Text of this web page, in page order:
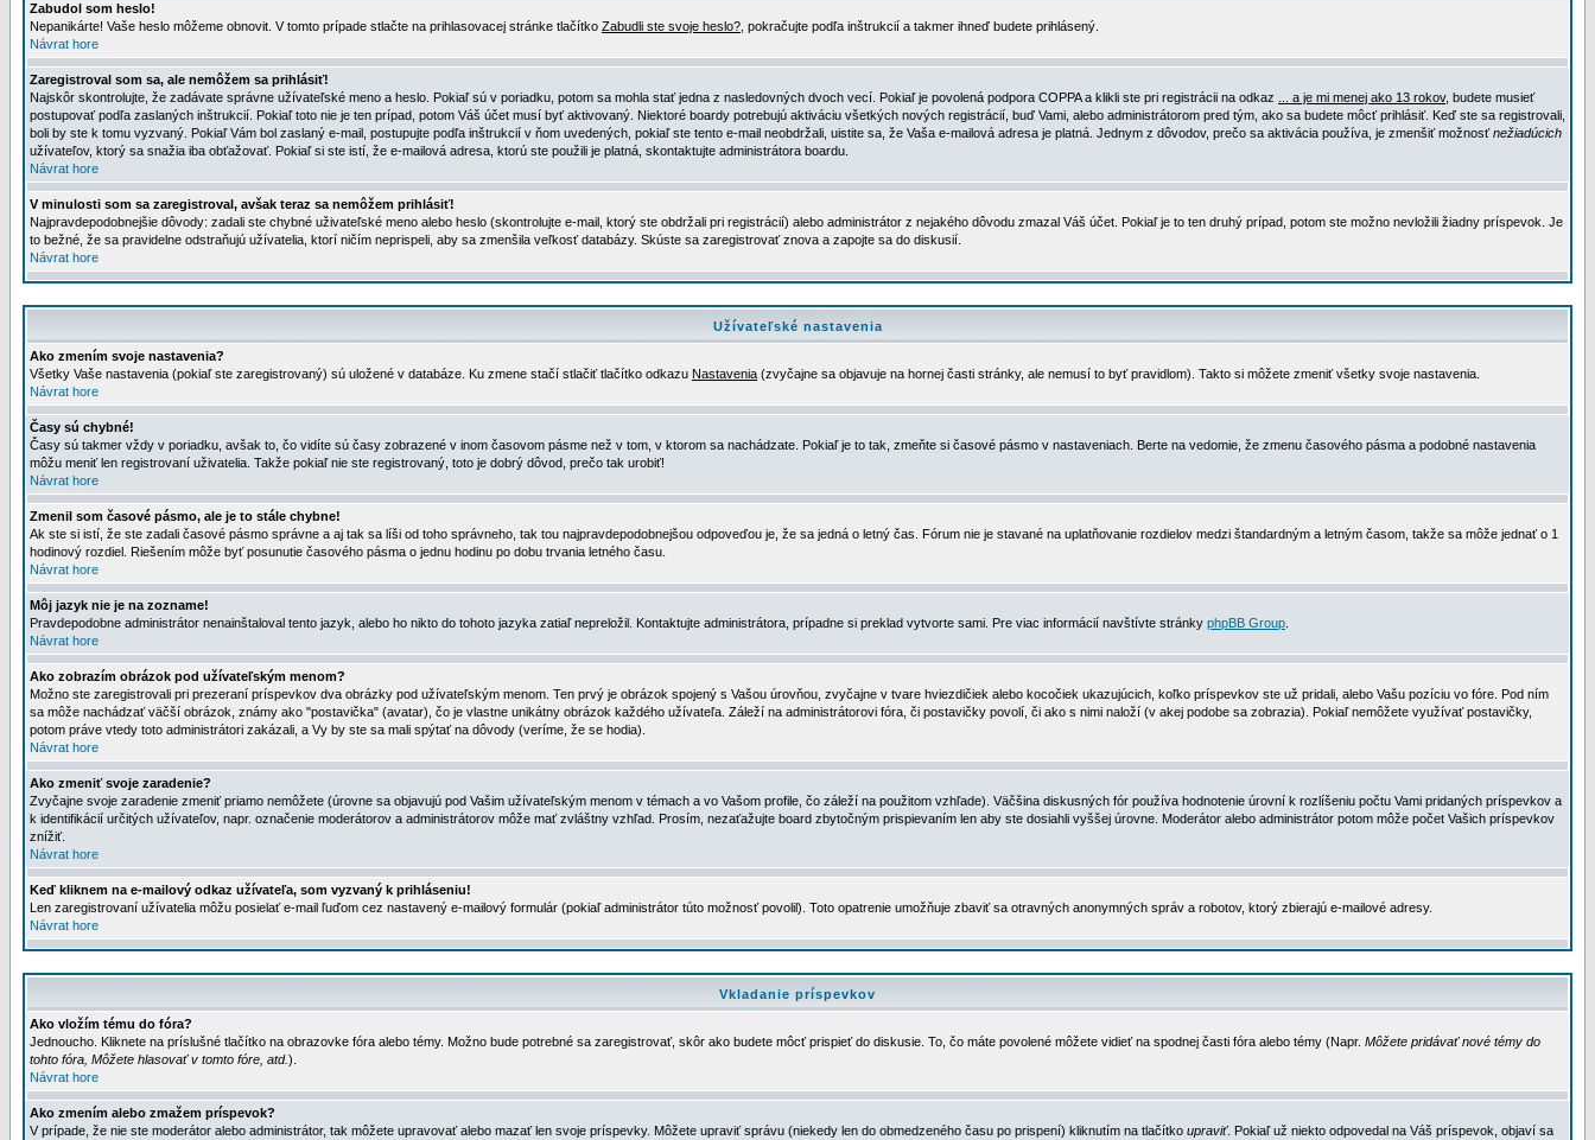
Zabudol som heslo!
Nepanikárte! Vaše heslo môžeme obnovit. V tomto prípade stlačte na prihlasovacej stránke tlačítko Zabudli ste svoje heslo? , pokračujte podľa inštrukcií a takmer ihneď budete prihlásený.
Návrat hore
Zaregistroval som sa, ale nemôžem sa prihlásiť!
Najskôr skontrolujte, že zadávate správne užívateľské meno a heslo. Pokiaľ sú v poriadku, potom sa mohla stať jedna z nasledovných dvoch vecí. Pokiaľ je povolená podpora COPPA a klikli ste pri registrácii na odkaz
... a je mi menej ako 13 rokov, budete musieť
postupovať podľa zaslaných inštrukcií. Pokiaľ toto nie je ten prípad, potom Váš účet musí byť aktivovaný. Niektoré boardy potrebujú aktiváciu všetkých nových registrácií, buď Vami, alebo administrátorom pred tým, ako sa budete môcť prihlásiť. Keď ste sa registrovali,
boli by ste k tomu vyzvaný. Pokiaľ Vám bol zaslaný e-mail, postupujte podľa inštrukcií v ňom uvedených, pokiaľ ste tento e-mail neobdržali, uistite sa, že Vaša e-mailová adresa je platná. Jednym z dôvodov, prečo sa aktivácia používa, je zmenšiť možnosťnežiadúcich
užívateľov, ktorý sa snažia iba obťažovať. Pokiaľ si ste istí, že e-mailová adresa, ktorú ste použili je platná, skontaktujte administrátora boardu.
Návrat hore
V minulosti som sa zaregistroval, avšak teraz sa nemôžem prihlásiť!
Najpravdepodobnejšie dôvody: zadali ste chybné uživateľské meno alebo heslo (skontrolujte e-mail, ktorý ste obdržali pri registrácií) alebo administrátor z nejakého dôvodu zmazal Váš účet. Pokiaľ je to ten druhý prípad, potom ste možno nevložili žiadny príspevok. Je
to bežné, že sa pravidelne odstraňujú užívatelia, ktorí ničím neprispeli, aby sa zmenšila veľkosť databázy. Skúste sa zaregistrovať znova a zapojte sa do diskusií.
Návrat hore
Užívateľské nastavenia
Ako zmením svoje nastavenia?
Všetky Vaše nastavenia (pokiaľ ste zaregistrovaný) sú uložené v databáze. Ku zmene stačí stlačiť tlačítko odkazu Nastavenia (zvyčajne sa objavuje na hornej časti stránky, ale nemusí to byť pravidlom). Takto si môžete zmeniť všetky svoje nastavenia.
Návrat hore
Časy sú chybné!
Časy sú takmer vždy v poriadku, avšak to, čo vidíte sú časy zobrazené v inom časovom pásme než v tom, v ktorom sa nachádzate. Pokiaľ je to tak, zmeňte si časové pásmo v nastaveniach. Berte na vedomie, že zmenu časového pásma a podobné nastavenia
môžu meniť len registrovaní uživatelia. Takže pokiaľ nie ste registrovaný, toto je dobrý dôvod, prečo tak urobiť!
Návrat hore
Zmenil som časové pásmo, ale je to stále chybne!
Ak ste si istí, že ste zadali časové pásmo správne a aj tak sa líši od toho správneho, tak tou najpravdepodobnejšou odpoveďou je, že sa jedná o letný čas. Fórum nie je stavané na uplatňovanie rozdielov medzi štandardným a letným časom, takže sa môže jednať o 1
hodinový rozdiel. Riešením môže byť posunutie časového pásma o jednu hodinu po dobu trvania letného času.
Návrat hore
Môj jazyk nie je na zozname!
Pravdepodobne administrátor nenainštaloval tento jazyk, alebo ho nikto do tohoto jazyka zatiaľ nepreložil. Kontaktujte administrátora, prípadne si preklad vytvorte sami. Pre viac informácií navštívte stránky phpBB Group
Návrat hore
Ako zobrazím obrázok pod užívateľským menom?
Možno ste zaregistrovali pri prezeraní príspevkov dva obrázky pod užívateľským menom. Ten prvý je obrázok spojený s Vašou úrovňou, zvyčajne v tvare hviezdičiek alebo kocočiek ukazujúcich, koľko príspevkov ste už pridali, alebo Vašu pozíciu vo fóre. Pod ním
sa môže nachádzať väčší obrázok, známy ako "postavička" (avatar), čo je vlastne unikátny obrázok každého užívateľa. Záleží na administrátorovi fóra, či postavičky povolí, či ako s nimi naloží (v akej podobe sa zobrazia). Pokiaľ nemôžete využívať postavičky,
potom práve vtedy toto administrátori zakázali, a Vy by ste sa mali spýtať na dôvody (veríme, že se hodia).
Návrat hore
Ako zmeniť svoje zaradenie?
Zvyčajne svoje zaradenie zmeniť priamo nemôžete (úrovne sa objavujú pod Vašim užívateľským menom v témach a vo Vašom profile, čo záleží na použitom vzhľade). Väčšina diskusných fór používa hodnotenie úrovní k rozlíšeniu počtu Vami pridaných príspevkov a
k identifikácií určitých užívateľov, napr. označenie moderátorov a administrátorov môže mať zvláštny vzhľad. Prosím, nezaťažujte board zbytočným prispievaním len aby ste dosiahli vyššej úrovne. Moderátor alebo administrátor potom môže počet Vašich príspevkov
znížiť.
Návrat hore
Keď kliknem na e-mailový odkaz užívateľa, som vyzvaný k prihláseniu!
Len zaregistrovaní užívatelia môžu posielať e-mail ľuďom cez nastavený e-mailový formulár (pokiaľ administrátor túto možnosť povolil). Toto opatrenie umožňuje zbaviť sa otravných anonymných správ a robotov, ktorý zbierajú e-mailové adresy.
Návrat hore
Vkladanie príspevkov
Ako vložím tému do fóra?
Jednoucho. Kliknete na príslušné tlačítko na obrazovke fóra alebo témy. Možno bude potrebné sa zaregistrovať, skôr ako budete môcť prispieť do diskusie. To, čo máte povolené môžete vidieť na spodnej časti fóra alebo témy (Napr. Môžete pridávať nové témy do
tohto fóra, Môžete hlasovať v tomto fóre, atd.).
Návrat hore
Ako zmením alebo zmažem príspevok?
V prípade, že nie ste moderátor alebo administrátor, tak môžete upravovať alebo mazať len svoje príspevky. Môžete upraviť správu (niekedy len do obmedzeného času po prispení) kliknutím na tlačítko upraviť. Pokiaľ už niekto odpovedal na Váš príspevok, objaví sa